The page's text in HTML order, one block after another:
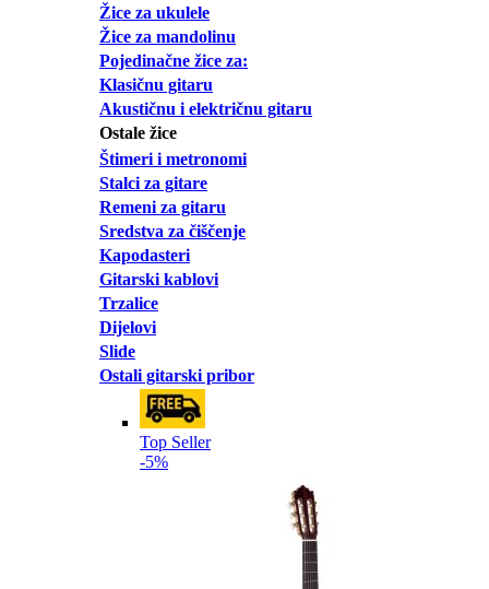
Žice za ukulele
Žice za mandolinu
Pojedinačne žice za:
Klasičnu gitaru
Akustičnu i električnu gitaru
Ostale žice
Štimeri i metronomi
Stalci za gitare
Remeni za gitaru
Sredstva za čiščenje
Kapodasteri
Gitarski kablovi
Trzalice
Dijelovi
Slide
Ostali gitarski pribor
Top Seller
-5%